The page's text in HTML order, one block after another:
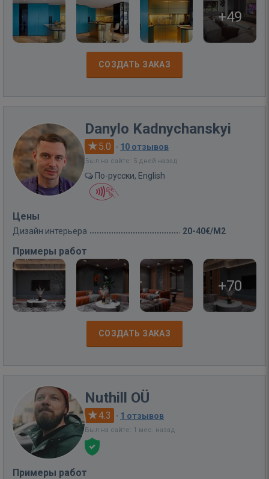
+49
СОЗДАТЬ ЗАКАЗ
Danylo Kadnychanskyi
5.0 · 10 отзывов
Был на сайте: 5 дней назад
По-русски, English
Цены
Дизайн интерьера 20-40€/M2
Примеры работ
+70
СОЗДАТЬ ЗАКАЗ
Nuthill OÜ
4.3 · 1 отзывов
Был на сайте: 1 мес. назад
Примеры работ